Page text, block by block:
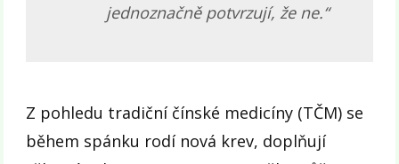
jednoznačně potvrzují, že ne.“
Z pohledu tradiční čínské medicíny (TČM) se
během spánku rodí nová krev, doplňují